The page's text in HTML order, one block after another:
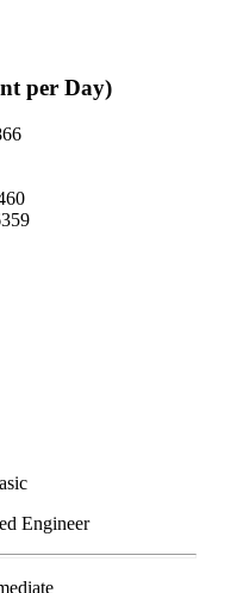
per Day)
Engineer